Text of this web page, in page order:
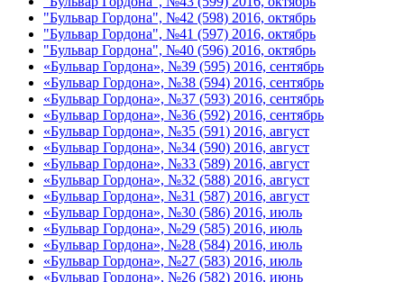
"Бульвар Гордона", №42 (598) 2016, октябрь
"Бульвар Гордона", №41 (597) 2016, октябрь
"Бульвар Гордона", №40 (596) 2016, октябрь
«Бульвар Гордона», №39 (595) 2016, сентябрь
«Бульвар Гордона», №38 (594) 2016, сентябрь
«Бульвар Гордона», №37 (593) 2016, сентябрь
«Бульвар Гордона», №36 (592) 2016, сентябрь
«Бульвар Гордона», №35 (591) 2016, август
«Бульвар Гордона», №34 (590) 2016, август
«Бульвар Гордона», №33 (589) 2016, август
«Бульвар Гордона», №32 (588) 2016, август
«Бульвар Гордона», №31 (587) 2016, август
«Бульвар Гордона», №30 (586) 2016, июль
«Бульвар Гордона», №29 (585) 2016, июль
«Бульвар Гордона», №28 (584) 2016, июль
«Бульвар Гордона», №27 (583) 2016, июль
«Бульвар Гордона», №26 (582) 2016, июнь